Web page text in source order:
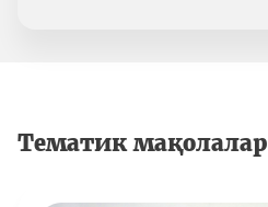
Тематик мақолалар